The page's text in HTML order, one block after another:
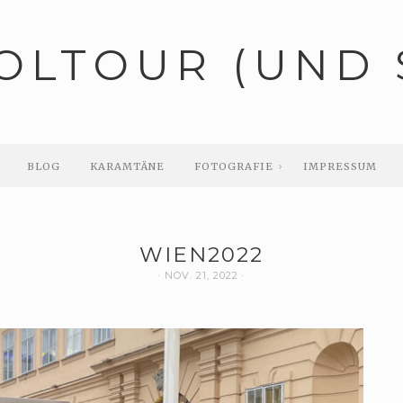
(UND
BLOG KARAMTÄNE FOTOGRAFIE IMPRESSUM
WIEN2022
NOV. 21, 2022